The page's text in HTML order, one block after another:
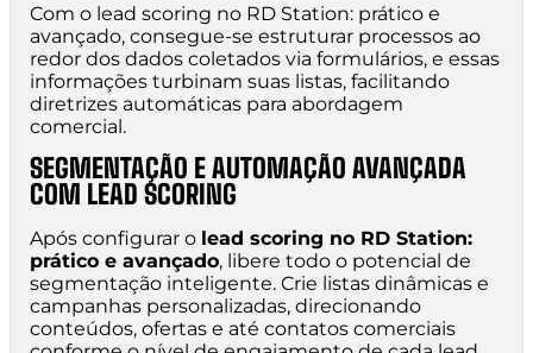
Com o lead scoring no RD Station: prático e
avançado, consegue-se estruturar processos ao
redor dos dados coletados via formulários, e essas
informações turbinam suas listas, facilitando
diretrizes automáticas para abordagem
comercial.
SEGMENTAÇÃO E AUTOMAÇÃO AVANÇADA
COM LEAD SCORING
Após configurar o lead scoring no RD Station:
prático e avançado, libere todo o potencial de
segmentação inteligente. Crie listas dinâmicas e
campanhas personalizadas, direcionando
conteúdos, ofertas e até contatos comerciais